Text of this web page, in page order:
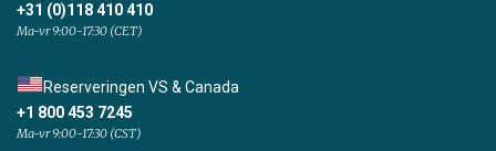
+31 (0)118 410 410
Ma-vr 9:00-17:30 (CET)
Reserveringen VS & Canada
+1 800 453 7245
Ma-vr 9:00-17:30 (CST)